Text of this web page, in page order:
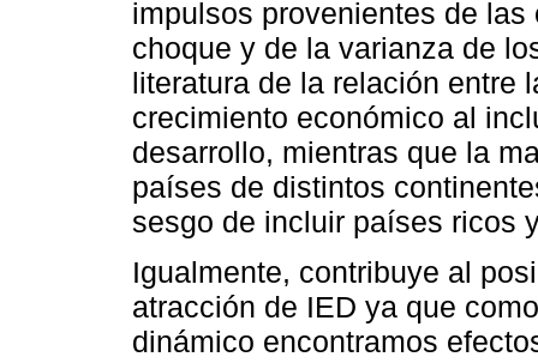
impulsos provenientes de
choque y de la varianza de
literatura de la relación entre
crecimiento económico al
desarrollo, mientras que la
países de distintos
sesgo de incluir países ricos
Igualmente, contribuye al
atracción de IED ya que
dinámico encontramos